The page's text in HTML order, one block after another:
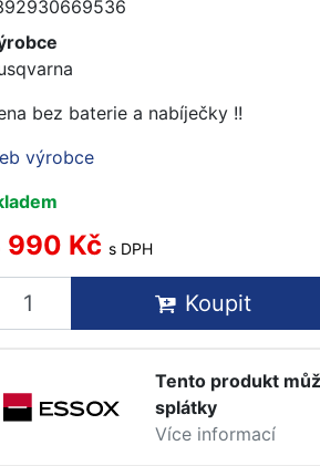
bez baterie a nabíječky !!
výrobce
990 Kč s DPH
Koupit
Tento produkt
splátky
Více informací